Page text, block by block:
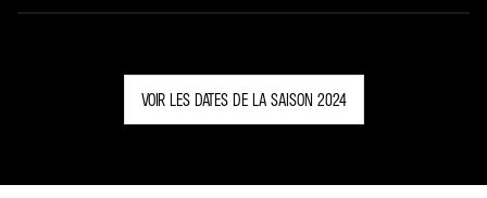
VOIR LES DATES DE LA SAISON 2024